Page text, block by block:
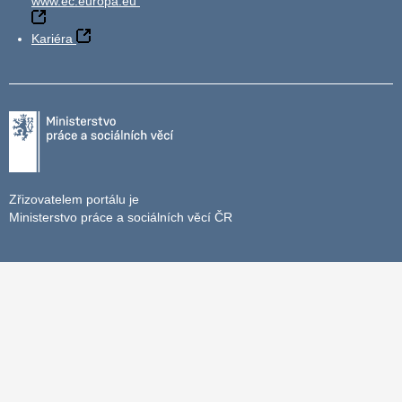
Kariéra
Zřizovatelem portálu je
Ministerstvo práce a sociálních věcí ČR